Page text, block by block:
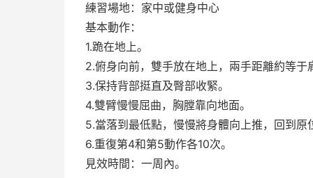
練習場地：家中或健身中心
基本動作：
1.跪在地上。
2.俯身向前，雙手放在地上，兩手距離約等于
3.保持背部挺直及臀部收緊。
4.雙臂慢慢屈曲，胸膛靠向地面。
5.當落到最低點，慢慢將身體向上推，回到原
6.重復第4和第5動作各10次。
見效時間：一周內。